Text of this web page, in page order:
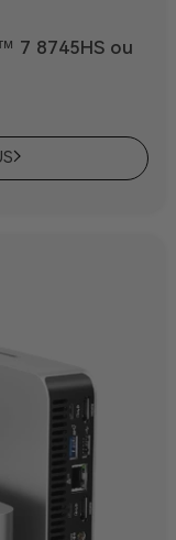
7 8745HS ou